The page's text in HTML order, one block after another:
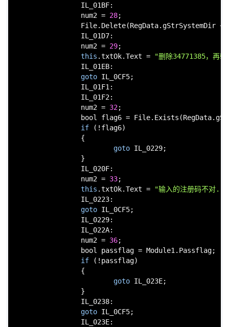
IL_01BF:
num2 = 28;
File.Delete(RegData.gStrSystemDir +
IL_01D7:
num2 = 29;
this .txtOk.Text =
"删除34771385，再
IL_01EB:
goto IL_0CF5;
IL_01F1:
IL_01F2:
num2 = 32;
bool
flag6 =
if (!flag6)
{
goto IL_0229;
}
IL_020F:
num2 = 33;
this .txtOk.Text =
"输入的注册码不对
IL_0223:
goto IL_0CF5;
IL_0229:
IL_022A:
num2 = 36;
bool
passflag = Module1.Passflag;
if (!passflag)
{
goto IL_023E;
}
IL_0238:
goto IL_0CF5;
IL_023E: